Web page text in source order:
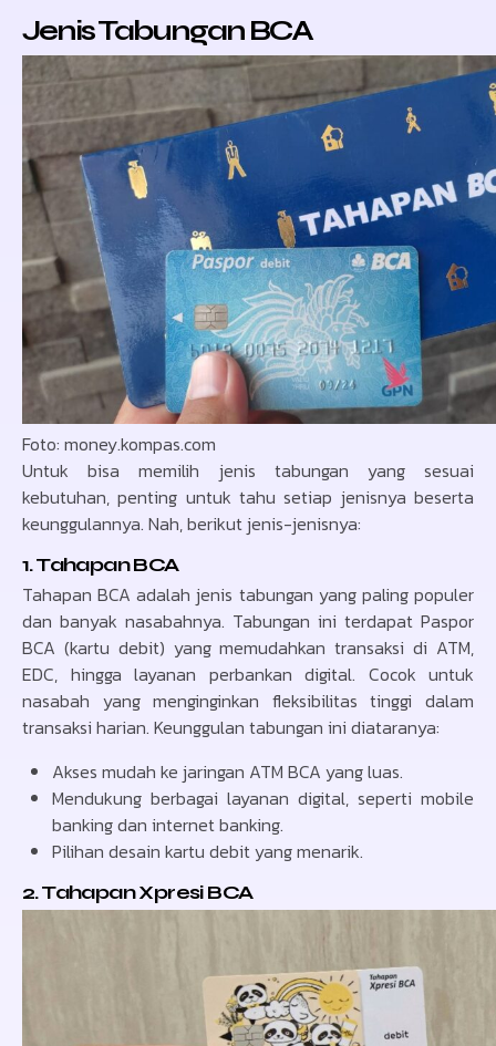
Jenis Tabungan BCA
Foto: money.kompas.com
Untuk bisa memilih jenis tabungan yang sesuai
kebutuhan, penting untuk tahu setiap jenisnya beserta
keunggulannya. Nah, berikut jenis-jenisnya:
1. Tahapan BCA
Tahapan BCA adalah jenis tabungan yang paling populer
dan banyak nasabahnya. Tabungan ini terdapat Paspor
BCA (kartu debit) yang memudahkan transaksi di ATM,
EDC, hingga layanan perbankan digital. Cocok untuk
nasabah yang menginginkan fleksibilitas tinggi dalam
transaksi harian. Keunggulan tabungan ini diataranya:
Akses mudah ke jaringan ATM BCA yang luas.
Mendukung berbagai layanan digital, seperti mobile
banking dan internet banking.
Pilihan desain kartu debit yang menarik.
2. Tahapan Xpresi BCA